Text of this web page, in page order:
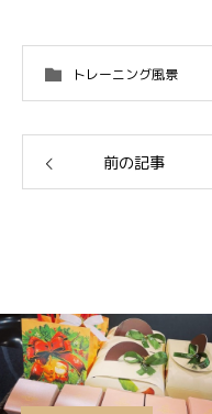
トレーニング風景
前の記事